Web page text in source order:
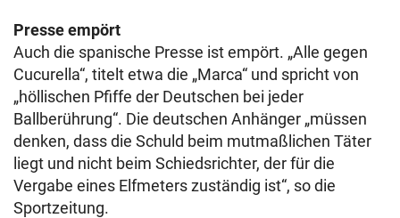
Presse empört
Auch die spanische Presse ist empört. „Alle gegen
Cucurella“, titelt etwa die „Marca“ und spricht von
„höllischen Pfiffe der Deutschen bei jeder
Ballberührung“. Die deutschen Anhänger „müssen
denken, dass die Schuld beim mutmaßlichen Täter
liegt und nicht beim Schiedsrichter, der für die
Vergabe eines Elfmeters zuständig ist“, so die
Sportzeitung.